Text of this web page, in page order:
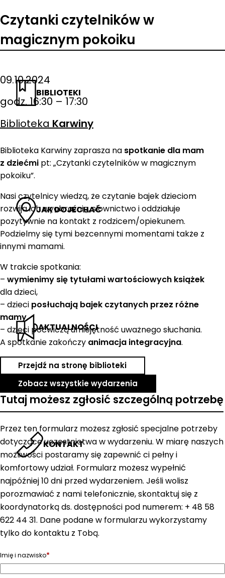
BIBLIOTEKI
JAK DOJECHAĆ
AKTUALNOŚCI
KONTAKT
Czytanki czytelników w
magicznym pokoiku
09.10.2024
godz. 16:30 – 17:30
Biblioteka Karwiny
Biblioteka Karwiny zaprasza na spotkanie dla mam
z dziećmi pt: „Czytanki czytelników w magicznym
pokoiku”.
Nasi czytelnicy wiedzą, że czytanie bajek dzieciom
rozwija ich wyobraźnię, słownictwo i oddziałuje
pozytywnie na kontakt z rodzicem/opiekunem.
Podzielmy się tymi bezcennymi momentami także z
innymi mamami.
W trakcie spotkania:
– wymienimy się tytułami wartościowych książek
dla dzieci,
– dzieci posłuchają bajek czytanych przez różne
mamy,
– dzieci poćwiczą umiejętność uważnego słuchania.
A spotkanie zakończy animacja integracyjna.
Przejdź na stronę biblioteki
Zobacz wszystkie wydarzenia
Tutaj możesz zgłosić szczególną potrzebę
Przez ten formularz możesz zgłosić specjalne potrzeby
dotyczące uczestnictwa w wydarzeniu. W miarę naszych
możliwości postaramy się zapewnić ci pełny i
komfortowy udział. Formularz możesz wypełnić
najpóźniej 10 dni przed wydarzeniem. Jeśli wolisz
porozmawiać z nami telefonicznie, skontaktuj się z
koordynatorką ds. dostępności pod numerem: + 48 58
622 44 31. Dane podane w formularzu wykorzystamy
tylko do kontaktu z Tobą.
Imię i nazwisko*